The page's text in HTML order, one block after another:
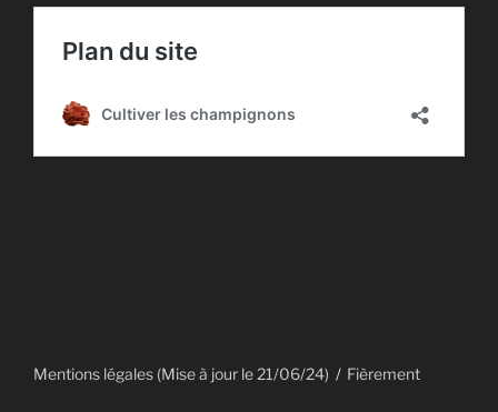
Mentions légales (Mise à jour le 21/06/24)
Fièrement